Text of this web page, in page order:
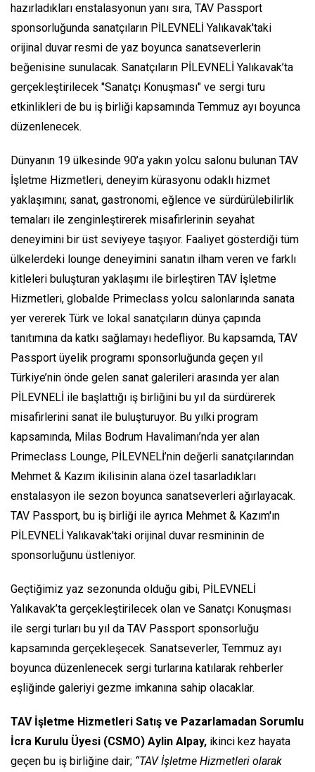
hazırladıkları enstalasyonun yanı sıra, TAV Passport
sponsorluğunda sanatçıların PİLEVNELİ Yalıkavak'taki
orijinal duvar resmi de yaz boyunca sanatseverlerin
beğenisine sunulacak. Sanatçıların PİLEVNELİ Yalıkavak’ta
gerçekleştirilecek "Sanatçı Konuşması" ve sergi turu
etkinlikleri de bu iş birliği kapsamında Temmuz ayı boyunca
düzenlenecek.
Dünyanın 19 ülkesinde 90’a yakın yolcu salonu bulunan TAV
İşletme Hizmetleri, deneyim kürasyonu odaklı hizmet
yaklaşımını; sanat, gastronomi, eğlence ve sürdürülebilirlik
temaları ile zenginleştirerek misafirlerinin seyahat
deneyimini bir üst seviyeye taşıyor. Faaliyet gösterdiği tüm
ülkelerdeki lounge deneyimini sanatın ilham veren ve farklı
kitleleri buluşturan yaklaşımı ile birleştiren TAV İşletme
Hizmetleri, globalde Primeclass yolcu salonlarında sanata
yer vererek Türk ve lokal sanatçıların dünya çapında
tanıtımına da katkı sağlamayı hedefliyor. Bu kapsamda, TAV
Passport üyelik programı sponsorluğunda geçen yıl
Türkiye’nin önde gelen sanat galerileri arasında yer alan
PİLEVNELİ ile başlattığı iş birliğini bu yıl da sürdürerek
misafirlerini sanat ile buluşturuyor. Bu yılki program
kapsamında, Milas Bodrum Havalimanı’nda yer alan
Primeclass Lounge, PİLEVNELİ’nin değerli sanatçılarından
Mehmet & Kazım ikilisinin alana özel tasarladıkları
enstalasyon ile sezon boyunca sanatseverleri ağırlayacak.
TAV Passport, bu iş birliği ile ayrıca Mehmet & Kazım'ın
PİLEVNELİ Yalıkavak'taki orijinal duvar resmininin de
sponsorluğunu üstleniyor.
Geçtiğimiz yaz sezonunda olduğu gibi, PİLEVNELİ
Yalıkavak’ta gerçekleştirilecek olan ve Sanatçı Konuşması
ile sergi turları bu yıl da TAV Passport sponsorluğu
kapsamında gerçekleşecek. Sanatseverler, Temmuz ayı
boyunca düzenlenecek sergi turlarına katılarak rehberler
eşliğinde galeriyi gezme imkanına sahip olacaklar.
TAV İşletme Hizmetleri Satış ve Pazarlamadan Sorumlu
İcra Kurulu Üyesi (CSMO) Aylin Alpay, ikinci kez hayata
geçen bu iş birliğine dair; “TAV İşletme Hizmetleri olarak